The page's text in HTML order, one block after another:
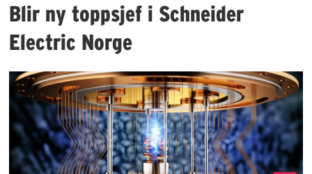
Blir ny toppsjef i Schneider
Electric Norge